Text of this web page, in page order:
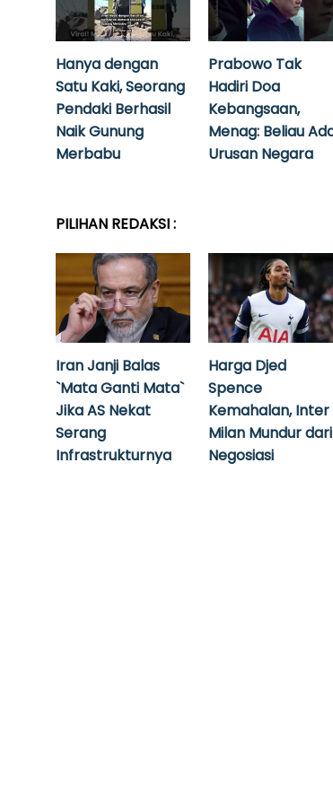
Hanya dengan
Satu Kaki, Seorang
Pendaki Berhasil
Naik Gunung
Merbabu
Prabowo Tak
Hadiri Doa
Kebangsaan,
Menag: Beliau
Urusan Negara
PILIHAN REDAKSI :
Iran Janji Balas
`Mata Ganti Mata`
Jika AS Nekat
Serang
Infrastrukturnya
Harga Djed
Spence
Kemahalan, Inter
Milan Mundur dari
Negosiasi